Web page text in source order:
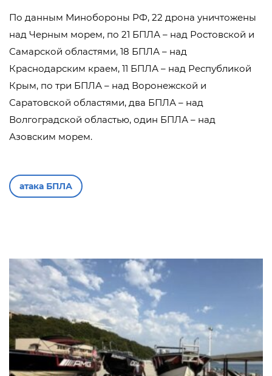
По данным Минобороны РФ, 22 дрона уничтожены
над Черным морем, по 21 БПЛА – над Ростовской и
Самарской областями, 18 БПЛА – над
Краснодарским краем, 11 БПЛА – над Республикой
Крым, по три БПЛА – над Воронежской и
Саратовской областями, два БПЛА – над
Волгоградской областью, один БПЛА – над
Азовским морем.
атака БПЛА